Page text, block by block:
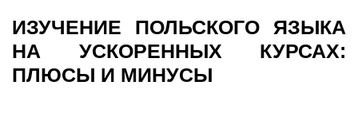
ИЗУЧЕНИЕ ПОЛЬСКОГО ЯЗЫКА
НА УСКОРЕННЫХ КУРСАХ:
ПЛЮСЫ И МИНУСЫ